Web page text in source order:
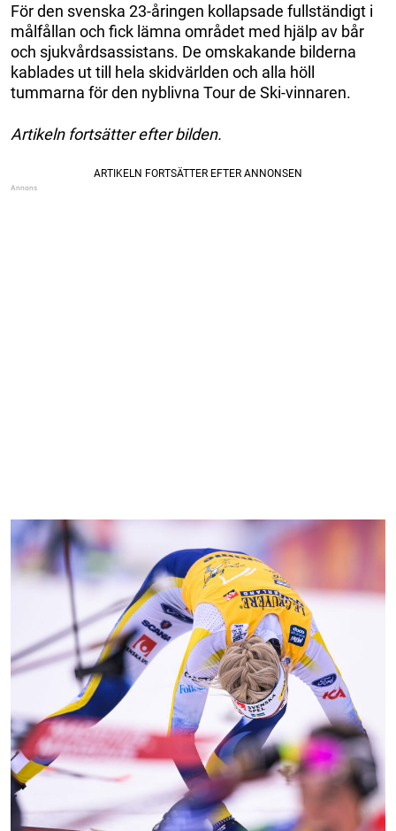
För den svenska 23-åringen kollapsade fullständigt i
målfållan och fick lämna området med hjälp av bår
och sjukvårdsassistans. De omskakande bilderna
kablades ut till hela skidvärlden och alla höll
tummarna för den nyblivna Tour de Ski-vinnaren.
Artikeln fortsätter efter bilden.